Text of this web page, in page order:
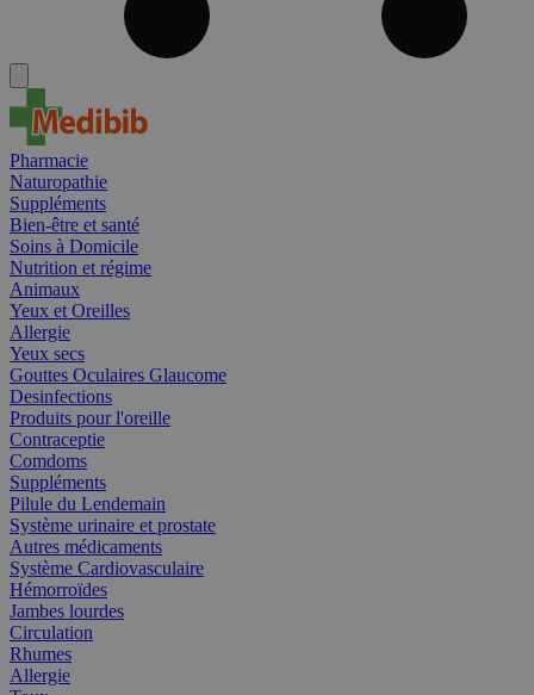
Pharmacie
Naturopathie
Suppléments
Bien-être et santé
Soins à Domicile
Nutrition et régime
Animaux
Yeux et Oreilles
Allergie
Yeux secs
Gouttes Oculaires Glaucome
Desinfections
Produits pour l'oreille
Contraceptie
Comdoms
Suppléments
Pilule du Lendemain
Système urinaire et prostate
Autres médicaments
Système Cardiovasculaire
Hémorroïdes
Jambes lourdes
Circulation
Rhumes
Allergie